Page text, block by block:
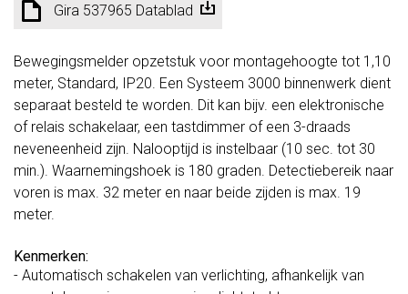
Gira 537965 Datablad
Bewegingsmelder opzetstuk voor montagehoogte tot 1,10
meter, Standard, IP20. Een Systeem 3000 binnenwerk dient
separaat besteld te worden. Dit kan bijv. een elektronische
of relais schakelaar, een tastdimmer of een 3-draads
neveneenheid zijn. Nalooptijd is instelbaar (10 sec. tot 30
min.). Waarnemingshoek is 180 graden. Detectiebereik naar
voren is max. 32 meter en naar beide zijden is max. 19
meter.
Kenmerken:
- Automatisch schakelen van verlichting, afhankelijk van